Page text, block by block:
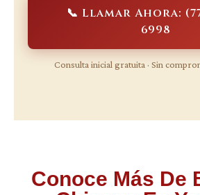
📞 Llamar Ahora:
6998
Consulta inicial gratuita · Sin
Conoce Más De